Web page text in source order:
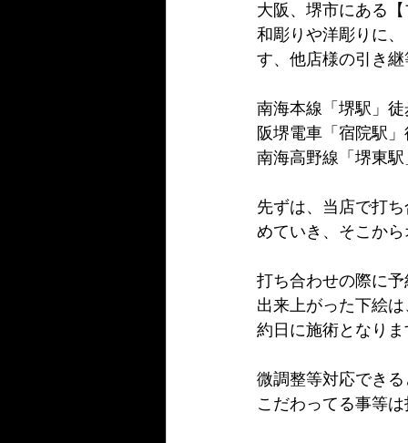
大阪、堺市にある
和彫りや洋彫りに
す、他店様の引き
南海本線「堺駅」徒
阪堺電車「宿院駅
南海高野線「堺東駅
先ずは、当店で打
めていき、そこか
打ち合わせの際に
出来上がった下絵
約日に施術となりま
微調整等対応でき
こだわってる事等